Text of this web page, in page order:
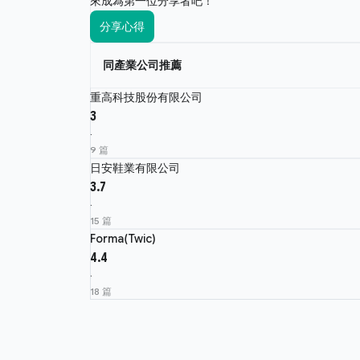
分享心得
同產業公司推薦
重高科技股份有限公司
3
·
9 篇
日安鞋業有限公司
3.7
·
15 篇
Forma(Twic)
4.4
·
18 篇